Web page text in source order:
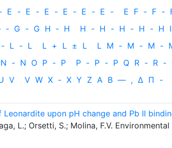
E - E - E - E - E - E - E F - F -
‐ G - G H ‐ H H - H - H - H - H I
- L - L L + L ± L L M - M - M -
N - N O P - P P - P - P Q R - R -
V V W X - X Y Z Α Β — , Δ Π -
upon pH change and Pb II
L.; Orsetti, S.; Molina, F.V.